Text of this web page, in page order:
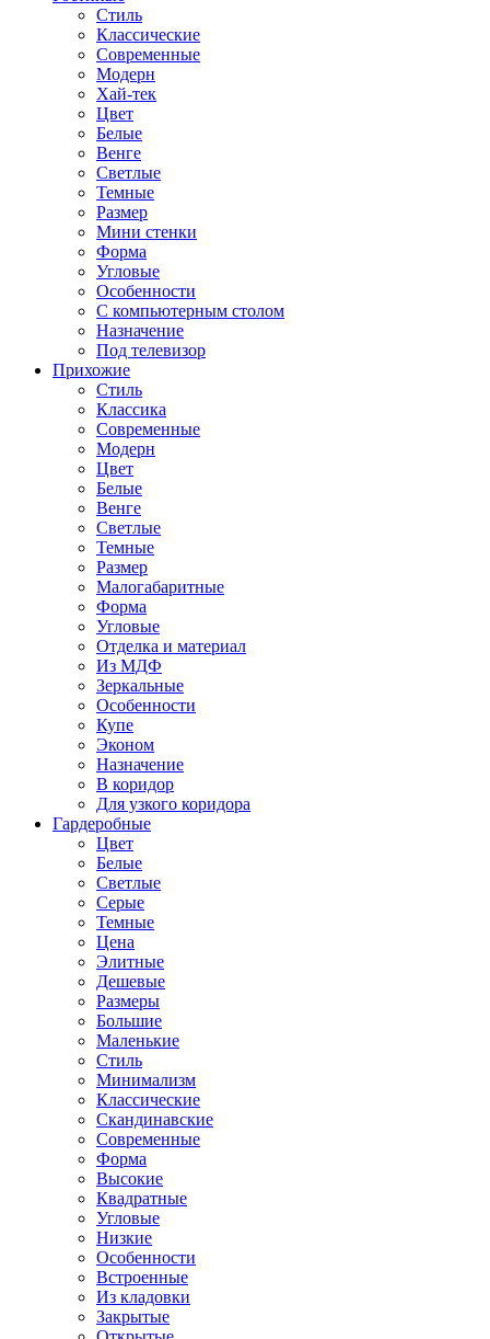
Стиль
Классические
Современные
Модерн
Хай-тек
Цвет
Белые
Венге
Светлые
Темные
Размер
Мини стенки
Форма
Угловые
Особенности
С компьютерным столом
Назначение
Под телевизор
Прихожие
Стиль
Классика
Современные
Модерн
Цвет
Белые
Венге
Светлые
Темные
Размер
Малогабаритные
Форма
Угловые
Отделка и материал
Из МДФ
Зеркальные
Особенности
Купе
Эконом
Назначение
В коридор
Для узкого коридора
Гардеробные
Цвет
Белые
Светлые
Серые
Темные
Цена
Элитные
Дешевые
Размеры
Большие
Маленькие
Стиль
Минимализм
Классические
Скандинавские
Современные
Форма
Высокие
Квадратные
Угловые
Низкие
Особенности
Встроенные
Из кладовки
Закрытые